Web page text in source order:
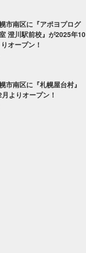
市南区に『アポヨプログ
澄川駅前校』が2025年10
オープン！
市南区に『札幌屋台村』
よりオープン！